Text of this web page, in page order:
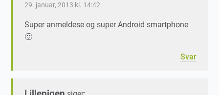
29. januar, 2013 kl. 14:42
Super anmeldese og super Android smartphone
🙂
Svar